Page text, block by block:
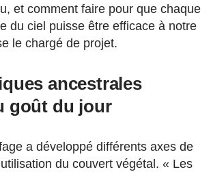
et comment faire pour que chaque
du ciel puisse être efficace à notre
le chargé de projet.
ancestrales
goût du jour
a développé différents axes de
du couvert végétal. « Les